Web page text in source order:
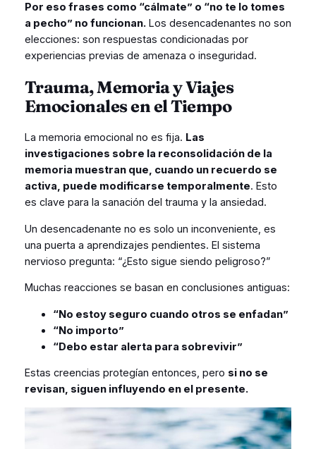
Por eso frases como “cálmate” o “no te lo tomes
a pecho” no funcionan.Los desencadenantes no son
elecciones: son respuestas condicionadas por
experiencias previas de amenaza o inseguridad.
Trauma, Memoria y Viajes
Emocionales en el Tiempo
La memoria emocional no es fija. Las
investigaciones sobre la reconsolidación de la
memoria muestran que, cuando un recuerdo se
activa, puede modificarse temporalmente. Esto
es clave para la sanación del trauma y la ansiedad.
Un desencadenante no es solo un inconveniente, es
una puerta a aprendizajes pendientes. El sistema
nervioso pregunta: “¿Esto sigue siendo peligroso?”
Muchas reacciones se basan en conclusiones antiguas:
“No estoy seguro cuando otros se enfadan”
“No importo”
“Debo estar alerta para sobrevivir”
Estas creencias protegían entonces, pero si no se
revisan, siguen influyendo en el presente.